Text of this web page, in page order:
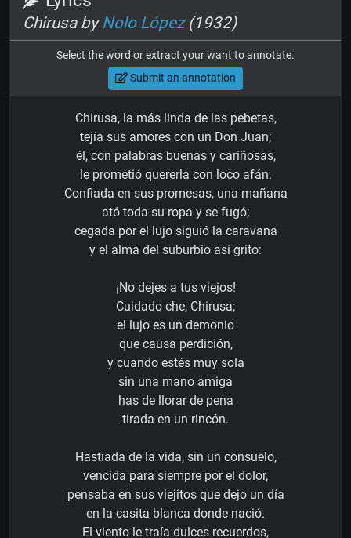
Chirusa byNolo López(1932)
Select the word or extract your want to annotate.
Submit an annotation
Chirusa, la más linda de las pebetas,
tejía sus amores con un Don Juan;
él, con palabras buenas y cariñosas,
le prometió quererla con loco afán.
Confiada en sus promesas, una mañana
ató toda su ropa y se fugó;
cegada por el lujo siguió la caravana
y el alma del suburbio así grito:
¡No dejes a tus viejos!
Cuidado che, Chirusa;
el lujo es un demonio
que causa perdición,
y cuando estés muy sola
sin una mano amiga
has de llorar de pena
tirada en un rincón.
Hastiada de la vida, sin un consuelo,
vencida para siempre por el dolor,
pensaba en sus viejitos que dejo un día
en la casita blanca donde nació.
El viento le traía dulces recuerdos,